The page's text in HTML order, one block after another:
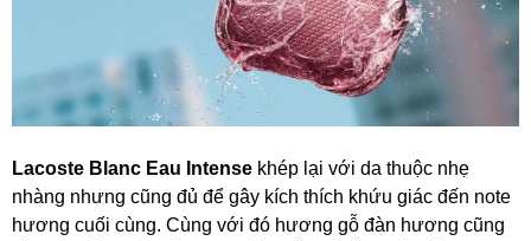
Lacoste Blanc Eau Intense khép lại với da thuộc nhẹ
nhàng nhưng cũng đủ để gây kích thích khứu giác đến note
hương cuối cùng. Cùng với đó hương gỗ đàn hương cũng